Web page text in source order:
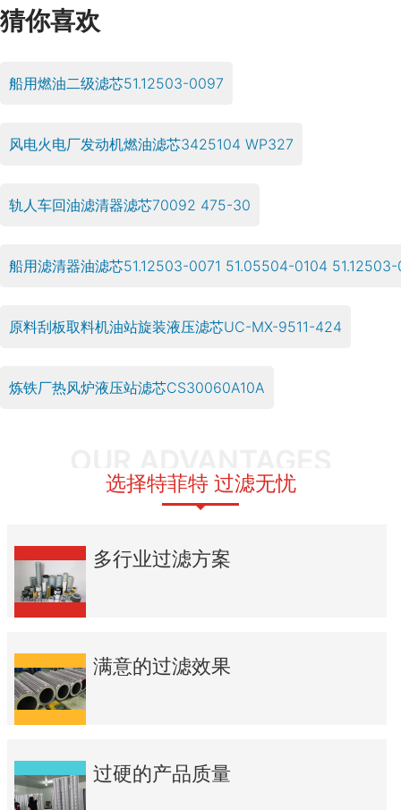
猜你喜欢
船用燃油二级滤芯51.12503-0097
风电火电厂发动机燃油滤芯3425104 WP327
轨人车回油滤清器滤芯70092 475-30
船用滤清器油滤芯51.12503-0071 51.05504-0104
原料刮板取料机油站旋装液压滤芯UC-MX-9511-424
炼铁厂热风炉液压站滤芯CS30060A10A
选择特菲特 过滤无忧
多行业过滤方案
满意的过滤效果
过硬的产品质量